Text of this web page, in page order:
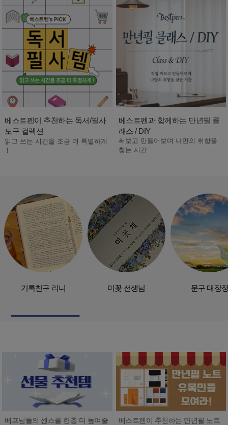
베스트펜이 추천하는 독서/필사
도구 컬렉션
읽고 쓰는 시간을 조금 더 특별하게
-!
베스트펜과 함께하는 만년필 클
래스 / DIY
써보고 만들어보며 나만의 취향을
찾는 시간
기록친구 리니 미꽃 선생님 문구 대장정
베프님들의 센스를 한층 더 높여줄
베스트펜이 추천하는 만년필 노트